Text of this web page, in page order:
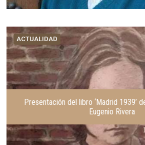
ACTUALIDAD
Presentación del libro ‘Madrid 1939’
Eugenio Rivera